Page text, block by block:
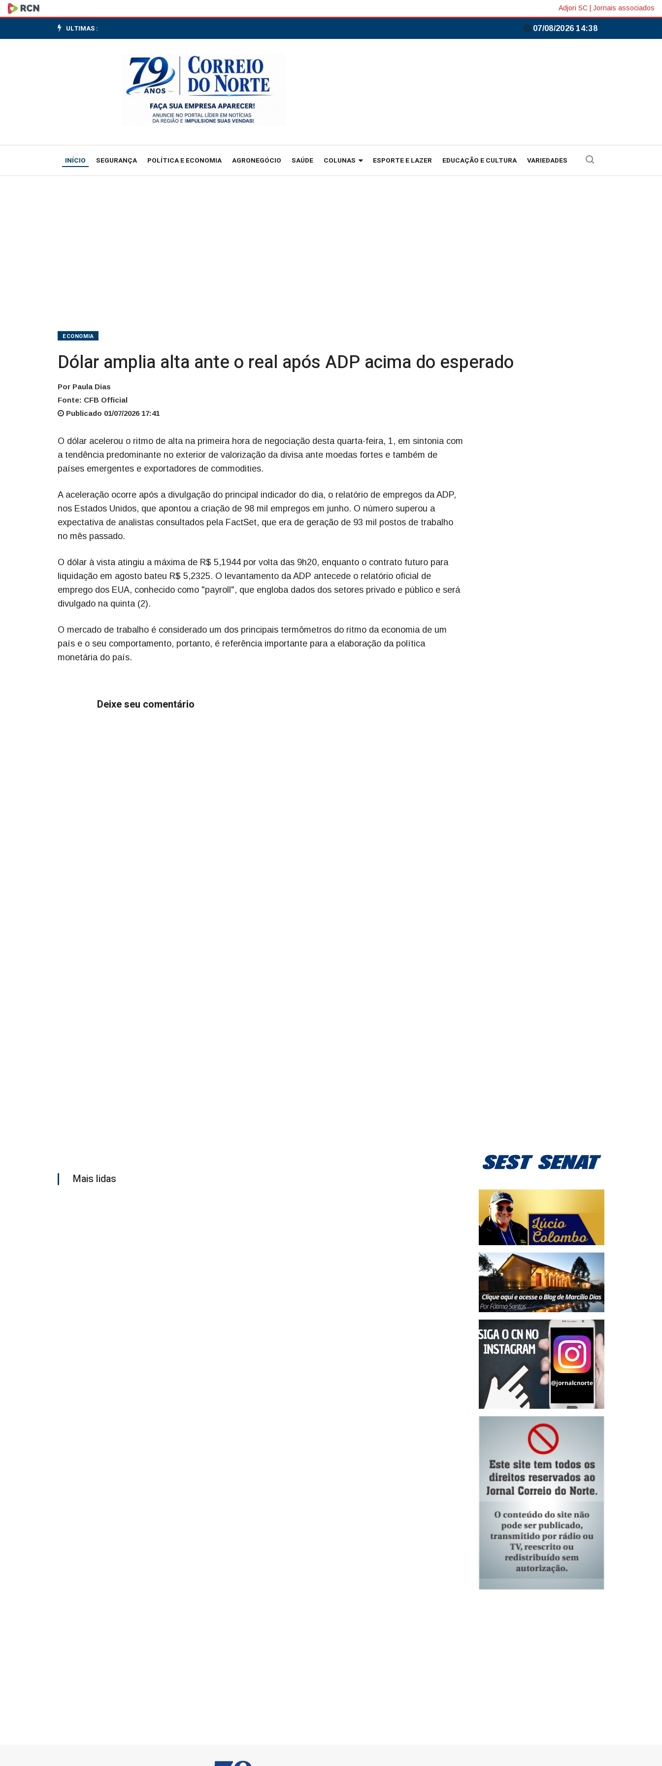
Dólar
amplia
após
Adjori SC Jornais associados
ULTIMAS : 07/08/2026 14:38
INÍCIO SEGURANÇA POLÍTICA E ECONOMIA AGRONEGÓCIO SAÚDE COLUNAS ESPORTE E LAZER EDUCAÇÃO E CULTURA VARIEDADES
ECONOMIA
Dólar amplia alta ante o real após ADP acima do esperado
Por Paula Dias
Fonte: CFB Official
Publicado 01/07/2026 17:41
O dólar acelerou o ritmo de alta na primeira hora de negociação desta quarta-feira, 1, em sintonia com
a tendência predominante no exterior de valorização da divisa ante moedas fortes e também de
países emergentes e exportadores de commodities.
A aceleração ocorre após a divulgação do principal indicador do dia, o relatório de empregos da ADP,
nos Estados Unidos, que apontou a criação de 98 mil empregos em junho. O número superou a
expectativa de analistas consultados pela FactSet, que era de geração de 93 mil postos de trabalho
no mês passado.
O dólar à vista atingiu a máxima de R$ 5,1944 por volta das 9h20, enquanto o contrato futuro para
liquidação em agosto bateu R$ 5,2325. O levantamento da ADP antecede o relatório oficial de
emprego dos EUA, conhecido como "payroll", que engloba dados dos setores privado e público e será
divulgado na quinta (2).
O mercado de trabalho é considerado um dos principais termômetros do ritmo da economia de um
país e o seu comportamento, portanto, é referência importante para a elaboração da política
monetária do país.
Deixe seu comentário
Mais lidas